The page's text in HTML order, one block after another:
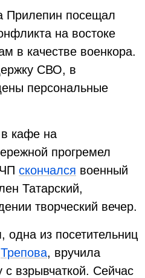
Прилепин посещал
на востоке
в качестве военкора.
СВО, в
персональные
кафе на
прогремел
скончался военный
Татарский,
творческий вечер.
одна из посетительниц
Трепова, вручила
с взрывчаткой. Сейчас